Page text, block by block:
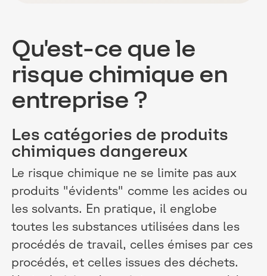
Qu'est-ce que le
risque chimique en
entreprise ?
Les catégories de produits
chimiques dangereux
Le risque chimique ne se limite pas aux
produits "évidents" comme les acides ou
les solvants. En pratique, il englobe
toutes les substances utilisées dans les
procédés de travail, celles émises par ces
procédés, et celles issues des déchets.